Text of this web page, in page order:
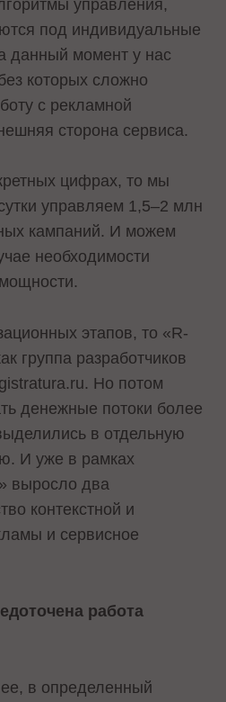
управления,
под индивидуальные
данный момент у нас
которых сложно
с рекламной
сторона сервиса.
цифрах, то мы
управляем 1,5–2 млн
кампаний. И можем
необходимости
этапов, то «R-
группа разработчиков
Но потом
денежные потоки более
в отдельную
И уже в рамках
выросло два
контекстной и
и сервисное
работа
в определенный